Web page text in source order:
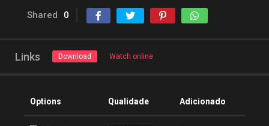
Shared 0
Links Download Watch online
Options Qualidade Adicionado